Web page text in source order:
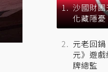
沙國財
化藏隱
暴？
元老回
元》遊
牌總監